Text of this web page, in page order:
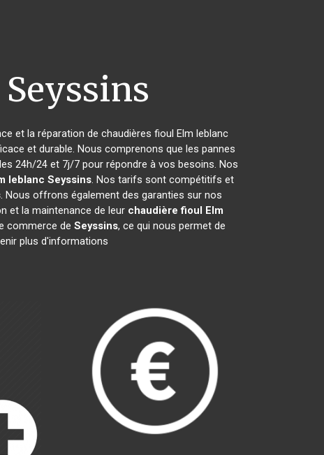
Seyssins
et la réparation de chaudières fioul Elm leblanc
et durable. Nous comprenons que les pannes
24h/24 et 7j/7 pour répondre à vos besoins. Nos
leblanc Seyssins. Nos tarifs sont compétitifs et
. Nous offrons également des garanties sur nos
et la maintenance de leur chaudière fioul Elm
commerce de Seyssins, ce qui nous permet de
plus d'informations